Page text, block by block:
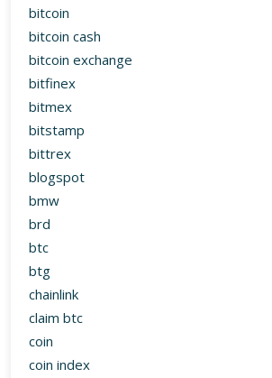
bitcoin
bitcoin cash
bitcoin exchange
bitfinex
bitmex
bitstamp
bittrex
blogspot
bmw
brd
btc
btg
chainlink
claim btc
coin
coin index